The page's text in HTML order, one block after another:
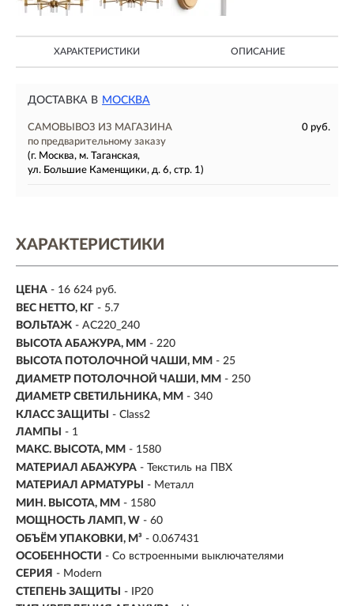
ХАРАКТЕРИСТИКИ ОПИСАНИЕ
ДОСТАВКА В МОСКВА
САМОВЫВОЗ ИЗ МАГАЗИНА
0 руб.
по предварительному заказу
(г. Москва, м. Таганская,
ул. Большие Каменщики, д. 6, стр. 1)
ХАРАКТЕРИСТИКИ
ЦЕНА - 16 624 руб.
ВЕС НЕТТО, КГ - 5.7
ВОЛЬТАЖ - AC220_240
ВЫСОТА АБАЖУРА, ММ - 220
ВЫСОТА ПОТОЛОЧНОЙ ЧАШИ, ММ - 25
ДИАМЕТР ПОТОЛОЧНОЙ ЧАШИ, ММ - 250
ДИАМЕТР СВЕТИЛЬНИКА, ММ - 340
КЛАСС ЗАЩИТЫ
- Class2
ЛАМПЫ
- 1
МАКС. ВЫСОТА, ММ - 1580
МАТЕРИАЛ АБАЖУРА - Текстиль на ПВХ
МАТЕРИАЛ АРМАТУРЫ
- Металл
МИН. ВЫСОТА, ММ - 1580
МОЩНОСТЬ ЛАМП, W - 60
ОБЪЁМ УПАКОВКИ, М³ - 0.067431
ОСОБЕННОСТИ - Со встроенными выключателями
СЕРИЯ - Modern
СТЕПЕНЬ ЗАЩИТЫ
- IP20